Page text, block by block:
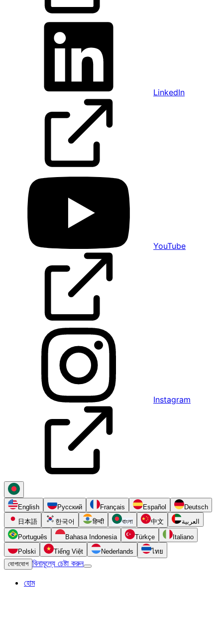
LinkedIn
YouTube
Instagram
English Русский Français Español
Deutsch
日本語
한국어 हिन्दी বাংলা 中文 العربية
Português Bahasa Indonesia Türkçe
Italiano
Polski
Tiếng Việt Nederlands
ไทย
যোগাযোগ বিনামূল্যে চেষ্টা করুন
হোম